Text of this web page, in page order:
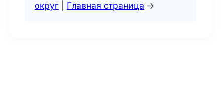
округ
Главная страница →